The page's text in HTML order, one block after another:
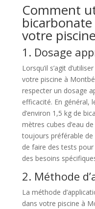
Comment
votre
1. Dosage
Lorsqu’il s’agit
votre piscine à
respecter un dosage
efficacité. En général,
d’environ 1,5 kg de
mètres cubes d’eau
toujours préférable
de faire des tests
des besoins
2. Méthode
La méthode
dans votre piscine à